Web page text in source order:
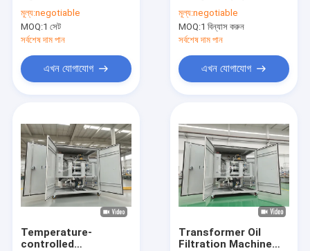
মূল্য:negotiable
MOQ:1 সেট
সর্বশেষ দাম পান
এখন যোগাযোগ
মূল্য:negotiable
MOQ:1 বিন্যাস করুন
সর্বশেষ দাম পান
এখন যোগাযোগ
Temperature-
controlled
Transformer Oil
Filtration Machine